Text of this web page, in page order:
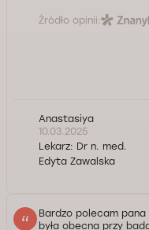
Źródło opinii:
Anastasiya
10.03.2025
Lekarz: Dr n. med.
Edyta Zawalska
Bardzo polecam
była obecna przy